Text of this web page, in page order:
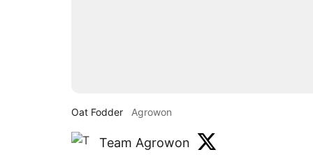
Oat Fodder Agrowon
Team Agrowon